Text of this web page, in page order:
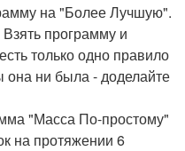
на "Более Лучшую".
программу и
только одно правило
она ни была - доделайте
"Масса По-простому"
на протяжении 6